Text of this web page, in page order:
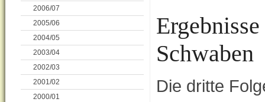
2006/07
2005/06
2004/05
2003/04
2002/03
2001/02
2000/01
Schwaben
Die dritte